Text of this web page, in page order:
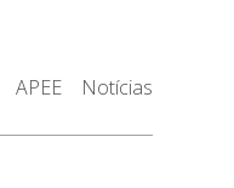
APEE Notícias